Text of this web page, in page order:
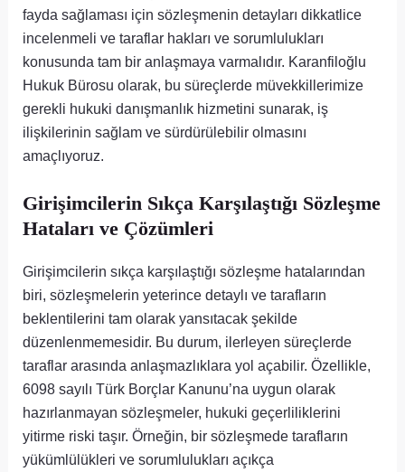
fayda sağlaması için sözleşmenin detayları dikkatlice
incelenmeli ve taraflar hakları ve sorumlulukları
konusunda tam bir anlaşmaya varmalıdır. Karanfiloğlu
Hukuk Bürosu olarak, bu süreçlerde müvekkillerimize
gerekli hukuki danışmanlık hizmetini sunarak, iş
ilişkilerinin sağlam ve sürdürülebilir olmasını
amaçlıyoruz.
Girişimcilerin Sıkça Karşılaştığı Sözleşme
Hataları ve Çözümleri
Girişimcilerin sıkça karşılaştığı sözleşme hatalarından
biri, sözleşmelerin yeterince detaylı ve tarafların
beklentilerini tam olarak yansıtacak şekilde
düzenlenmemesidir. Bu durum, ilerleyen süreçlerde
taraflar arasında anlaşmazlıklara yol açabilir. Özellikle,
6098 sayılı Türk Borçlar Kanunu’na uygun olarak
hazırlanmayan sözleşmeler, hukuki geçerliliklerini
yitirme riski taşır. Örneğin, bir sözleşmede tarafların
yükümlülükleri ve sorumlulukları açıkça